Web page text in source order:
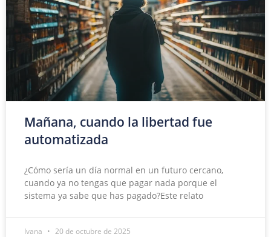
Mañana, cuando la libertad fue
automatizada
¿Cómo sería un día normal en un futuro cercano,
cuando ya no tengas que pagar nada porque el
sistema ya sabe que has pagado?Este relato
Ivana 20 de octubre de 2025